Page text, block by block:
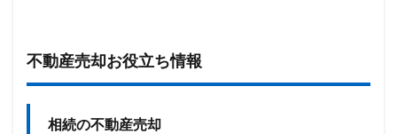
不動産売却お役立ち情報
相続の不動産売却